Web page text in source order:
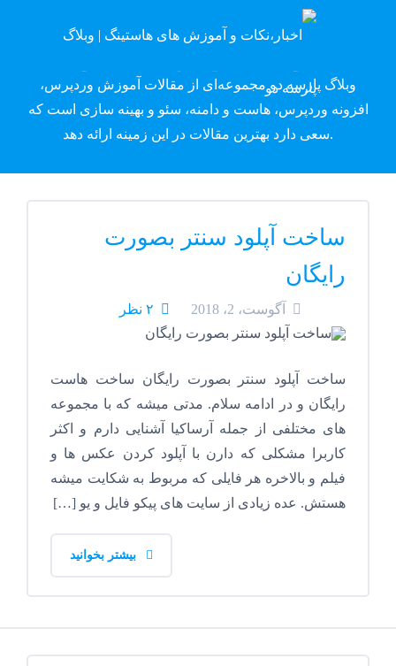
وبلاگ پارسه دِو
وبلاگ پارسه دو مجموعه‌ای از مقالات آموزش وردپرس،
افزونه وردپرس، هاست و دامنه، سئو و بهینه سازی است که
سعی دارد بهترین مقالات در این زمینه ارائه دهد.
ساخت آپلود سنتر بصورت
رایگان
آگوست، 2، 2018 ۲ نظر
ساخت آپلود سنتر بصورت رایگان ساخت هاست
رایگان و در ادامه سلام. مدتی میشه که با مجموعه
های مختلفی از جمله آرساکیا آشنایی دارم و اکثر
کاربرا مشکلی که دارن با آپلود کردن عکس ها و
فیلم و بالاخره هر فایلی که مربوط به شکایت میشه
هستش. عده زیادی از سایت های پیکو فایل و یو […]